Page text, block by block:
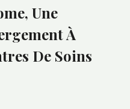
Une
À
De Soins